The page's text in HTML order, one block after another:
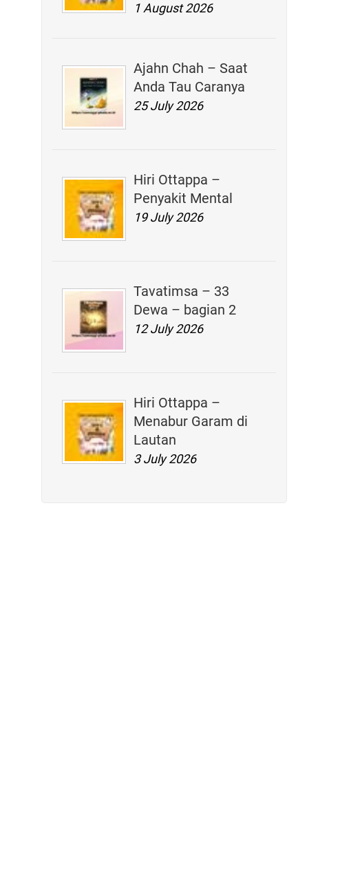
1 August 2026
Ajahn Chah – Saat
Anda Tau Caranya
25 July 2026
Hiri Ottappa –
Penyakit Mental
19 July 2026
Tavatimsa – 33
Dewa – bagian 2
12 July 2026
Hiri Ottappa –
Menabur Garam di
Lautan
3 July 2026